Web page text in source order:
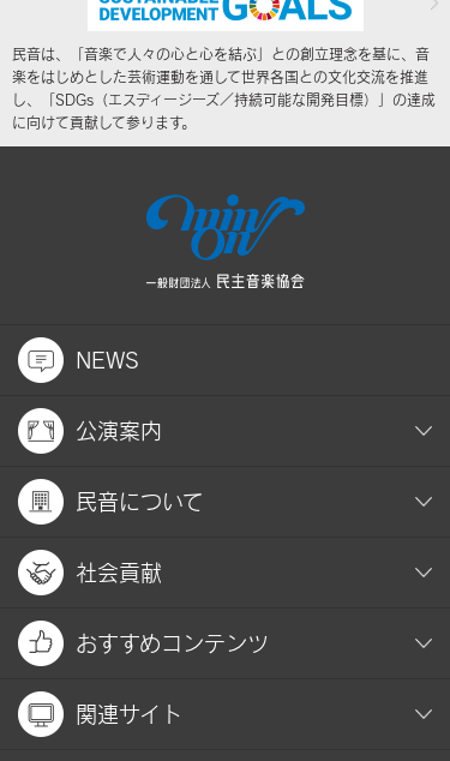
民音は、「音楽で人々の心と心を結ぶ」との創立理念を基に、音
楽をはじめとした芸術運動を通して世界各国との文化交流を推進
し、「SDGs（エスディージーズ／持続可能な開発目標）」の達成
に向けて貢献して参ります。
NEWS
公演案内
民音について
社会貢献
おすすめコンテンツ
関連サイト